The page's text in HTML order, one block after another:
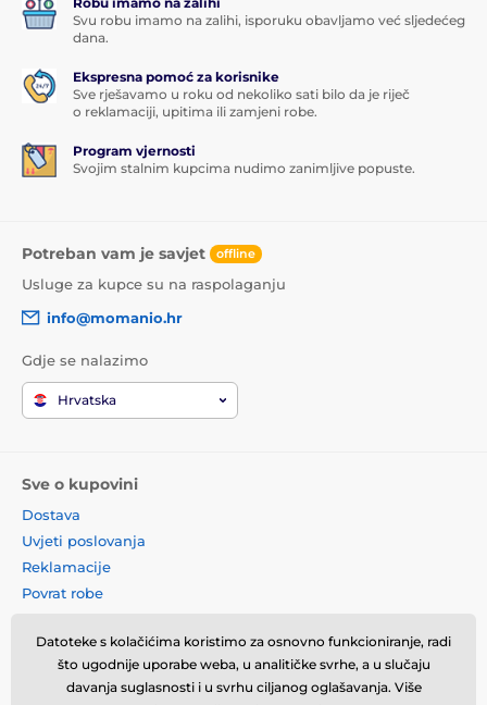
Svu robu imamo na zalihi, isporuku obavljamo već sljedećeg
dana.
Ekspresna pomoć za korisnike
Sve rješavamo u roku od nekoliko sati bilo da je riječ
o reklamaciji, upitima ili zamjeni robe.
Program vjernosti
Svojim stalnim kupcima nudimo zanimljive popuste.
Potreban vam je savjet offline
Usluge za kupce su na raspolaganju
info@momanio.hr
Gdje se nalazimo
Hrvatska
Sve o kupovini
Dostava
Uvjeti poslovanja
Reklamacije
Povrat robe
Načela o korištenju kolačića
Kontaktne informacije
Informacije o obradi osobnih
Datoteke s kolačićima koristimo za osnovno funkcioniranje, radi
što ugodnije uporabe weba, u analitičke svrhe, a u slučaju
davanja suglasnosti i u svrhu ciljanog oglašavanja. Više